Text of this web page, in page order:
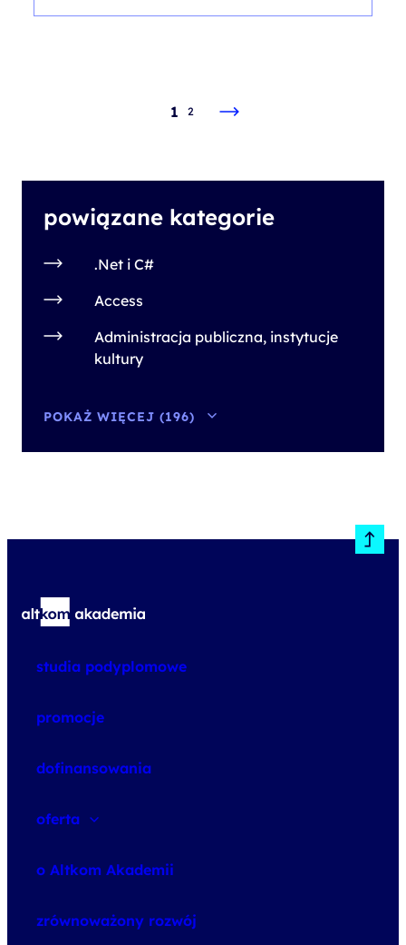
powiązane kategorie
.Net i C#
Access
Administracja publiczna, instytucje
kultury
POKAŻ WIĘCEJ (196)
1 2
studia podyplomowe
promocje
dofinansowania
oferta
o Altkom Akademii
zrównoważony rozwój